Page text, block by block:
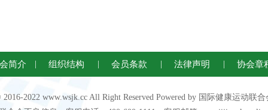
简介 组织结构 会员条款 法律声明 协会章
2022 www.wsjk.cc All Right Reserved Powered by 国际健康运动联